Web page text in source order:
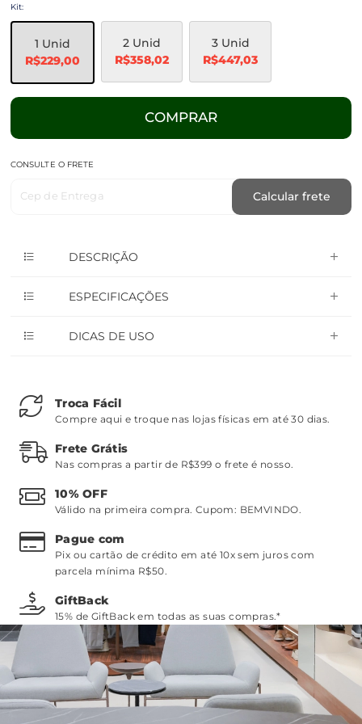
Kit:
1 Unid
R$229,00
2 Unid
R$358,02
3 Unid
R$447,03
COMPRAR
CONSULTE O FRETE
Cep de Entrega Calcular frete
DESCRIÇÃO
ESPECIFICAÇÕES
DICAS DE USO
Troca Fácil
Compre aqui e troque nas lojas físicas em até 30 dias.
Frete Grátis
Nas compras a partir de R$399 o frete é nosso.
10% OFF
Válido na primeira compra. Cupom: BEMVINDO.
Pague com
Pix ou cartão de crédito em até 10x sem juros com
parcela mínima R$50.
GiftBack
15% de GiftBack em todas as suas compras.*